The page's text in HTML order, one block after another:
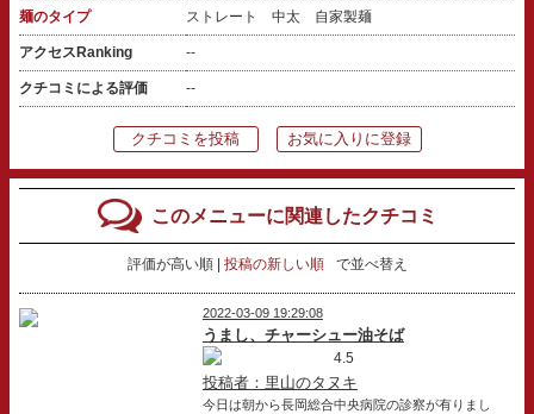
麺のタイプ ストレート 中太 自家製麺
アクセスRanking --
クチコミによる評価 --
クチコミを投稿 お気に入りに登録
このメニューに関連したクチコミ
評価が高い順 投稿の新しい順 で並べ替え
2022-03-09 19:29:08
うまし、チャーシュー油そば
4.5
投稿者：里山のタヌキ
今日は朝から長岡総合中央病院の診察が有りまし